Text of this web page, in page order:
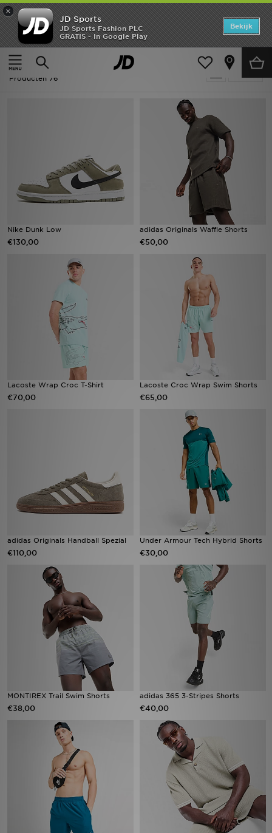
×
JD Sports
JD Sports Fashion PLC
GRATIS - In Google Play
Bekijk
Thuis
Heren
Heren - Groen Holiday Shop
Producten 76
Nike Dunk Low
€130,00
adidas Originals Waffle Shorts
€50,00
Lacoste Wrap Croc T-Shirt
€70,00
Lacoste Croc Wrap Swim Shorts
€65,00
adidas Originals Handball Spezial
€110,00
Under Armour Tech Hybrid Shorts
€30,00
MONTIREX Trail Swim Shorts
€38,00
adidas 365 3-Stripes Shorts
€40,00
Home
Offers
New In
Collecties
Sports
Vind een winkel
Bestelling traceren
Klantenservice